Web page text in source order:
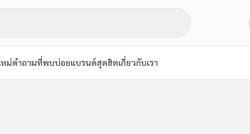
ม่คำถามที่พบบ่อยแบรนด์สุดฮิตเกี่ยวกับเรา